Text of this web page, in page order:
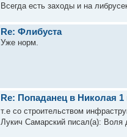
Всегда есть заходы и на
Re: Флибуста
Уже норм.
Re: Попаданец в Николая 1
т.е со строительством
Лукич Самарский писал(а): Воля